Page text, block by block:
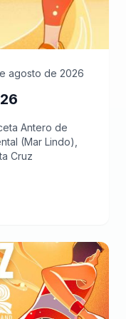
agosto de 2026
Antero de
(Mar Lindo),
Cruz